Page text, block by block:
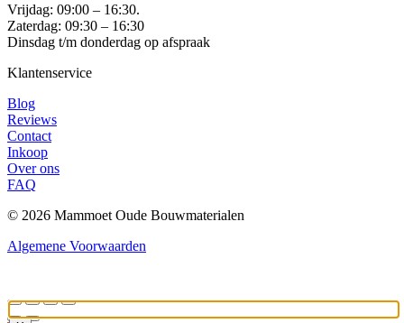
Vrijdag: 09:00 – 16:30.
Zaterdag: 09:30 – 16:30
Dinsdag t/m donderdag op afspraak
Klantenservice
Blog
Reviews
Contact
Inkoop
Over ons
FAQ
© 2026 Mammoet Oude Bouwmaterialen
Algemene Voorwaarden